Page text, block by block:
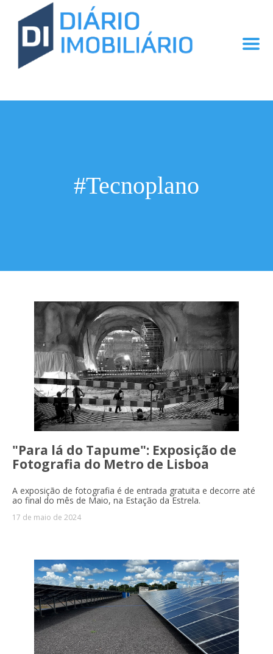
#Tecnoplano
"Para lá do Tapume": Exposição de
Fotografia do Metro de Lisboa
A exposição de fotografia é de entrada gratuita e decorre até
ao final do mês de Maio, na Estação da Estrela.
17 de maio de 2024